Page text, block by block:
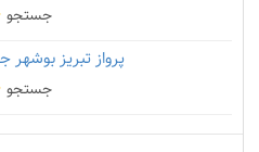
جستجو
پرواز تبریز بوشهر
جستجو